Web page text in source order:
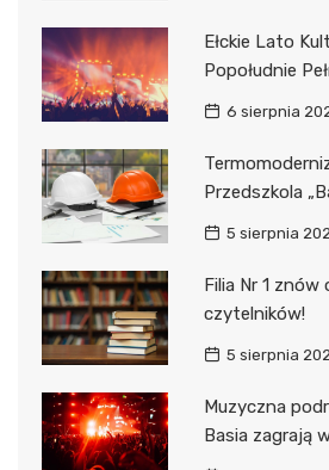
Ełckie Lato
Popołudnie
6 sierpnia
Przedszkola
5 sierpnia
Filia Nr 1
czytelników!
5 sierpnia
Muzyczna
Basia zagrają